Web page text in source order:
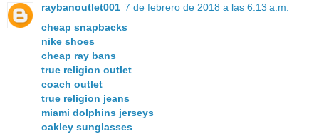
raybanoutlet001 7 de febrero de 2018 a las 6:13 a.m.
cheap snapbacks
nike shoes
cheap ray bans
true religion outlet
coach outlet
true religion jeans
miami dolphins jerseys
oakley sunglasses